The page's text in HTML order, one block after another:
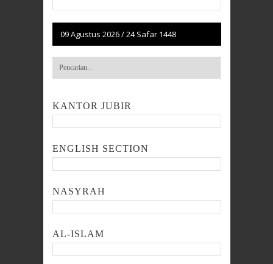
09 Agustus 2026/24 Safar 1448
KANTOR JUBIR
ENGLISH SECTION
NASYRAH
AL-ISLAM